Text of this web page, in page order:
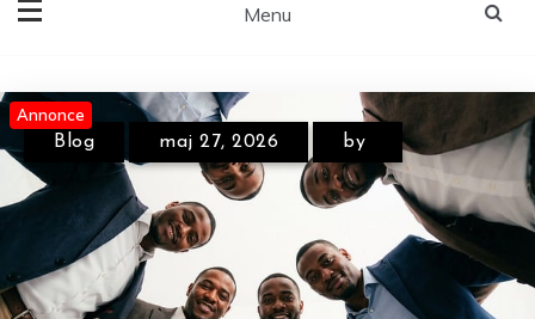
Menu
Annonce
Annonce
Blog maj 27, 2026 by
Annonce